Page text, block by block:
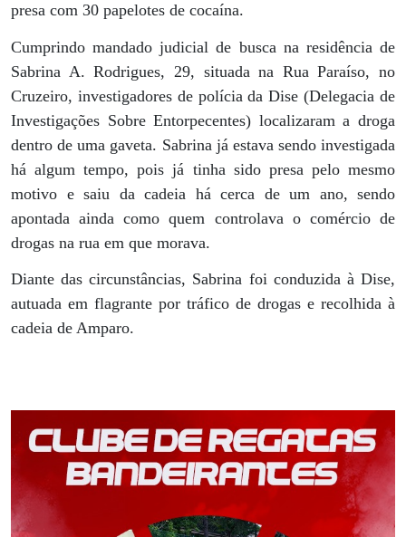
presa com 30 papelotes de cocaína.
Cumprindo mandado judicial de busca na residência de
Sabrina A. Rodrigues, 29, situada na Rua Paraíso, no
Cruzeiro, investigadores de polícia da Dise (Delegacia de
Investigações Sobre Entorpecentes) localizaram a droga
dentro de uma gaveta. Sabrina já estava sendo investigada
há algum tempo, pois já tinha sido presa pelo mesmo
motivo e saiu da cadeia há cerca de um ano, sendo
apontada ainda como quem controlava o comércio de
drogas na rua em que morava.
Diante das circunstâncias, Sabrina foi conduzida à Dise,
autuada em flagrante por tráfico de drogas e recolhida à
cadeia de Amparo.